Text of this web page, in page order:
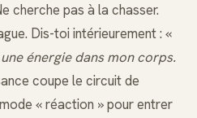
cherche pas à la chasser.
Dis-toi intérieurement : «
énergie dans mon corps.
coupe le circuit de
« réaction » pour entrer